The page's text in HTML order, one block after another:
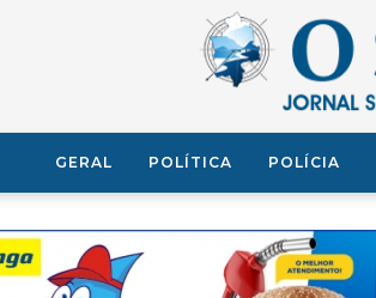
GERAL POLÍTICA POLÍCIA